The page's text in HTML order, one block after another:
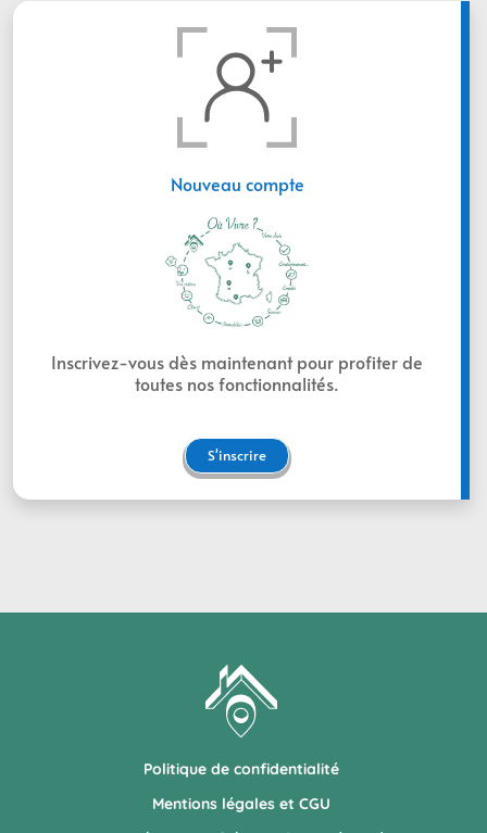
Nouveau compte
Inscrivez-vous dès maintenant pour profiter de
toutes nos fonctionnalités.
S'inscrire
Politique de confidentialité
Mentions légales et CGU